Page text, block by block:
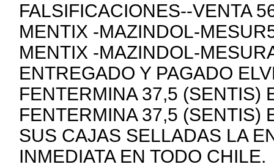
FALSIFICACIONES--VENTA
MENTIX -MAZINDOL-
MENTIX -MAZINDOL-
ENTREGADO Y PAGADO
FENTERMINA 37,5 (SENTIS)
FENTERMINA 37,5 (SENTIS)
SUS CAJAS SELLADAS LA
INMEDIATA EN TODO CHILE.